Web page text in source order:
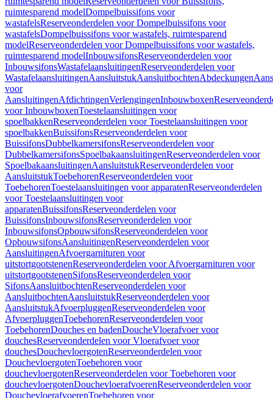
ruimtesparend modelDompelbuissifons voor
wastafelsReserveonderdelen voor Dompelbuissifons voor
wastafelsDompelbuissifons voor wastafels, ruimtesparend
modelReserveonderdelen voor Dompelbuissifons voor wastafels,
ruimtesparend modelInbouwsifonsReserveonderdelen voor
InbouwsifonsWastafelaansluitingenReserveonderdelen voor
WastafelaansluitingenAansluitstukAansluitbochtenAbdeckungen
voor
AansluitingenAfdichtingenVerlengingenInbouwboxen
voor InbouwboxenToestelaansluitingen voor
spoelbakkenReserveonderdelen voor Toestelaansluitingen voor
spoelbakkenBuissifonsReserveonderdelen voor
BuissifonsDubbelkamersifonsReserveonderdelen voor
DubbelkamersifonsSpoelbakaansluitingenReserveonderdelen voor
SpoelbakaansluitingenAansluitstukReserveonderdelen voor
AansluitstukToebehorenReserveonderdelen voor
ToebehorenToestelaansluitingen voor apparatenReserveonderdelen
voor Toestelaansluitingen voor
apparatenBuissifonsReserveonderdelen voor
BuissifonsInbouwsifonsReserveonderdelen voor
InbouwsifonsOpbouwsifonsReserveonderdelen voor
OpbouwsifonsAansluitingenReserveonderdelen voor
AansluitingenAfvoergarnituren voor
uitstortgootstenenReserveonderdelen voor Afvoergarnituren voor
uitstortgootstenenSifonsReserveonderdelen voor
SifonsAansluitbochtenReserveonderdelen voor
AansluitbochtenAansluitstukReserveonderdelen voor
AansluitstukAfvoerpluggenReserveonderdelen voor
AfvoerpluggenToebehorenReserveonderdelen voor
ToebehorenDouches en badenDoucheVloerafvoer voor
douchesReserveonderdelen voor Vloerafvoer voor
douchesDouchevloergotenReserveonderdelen voor
DouchevloergotenToebehoren voor
douchevloergotenReserveonderdelen voor Toebehoren voor
douchevloergotenDouchevloerafvoerenReserveonderdelen voor
DouchevloerafvoerenToebehoren voor